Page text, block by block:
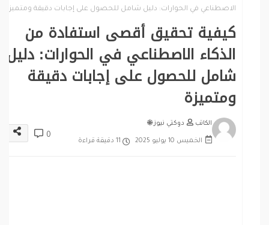
الاصطناعي في الحوارات: دليل شامل للحصول على إجابات دقيقة ومتميزة
كيفية تحقيق أقصى استفادة من
الذكاء الاصطناعي في الحوارات: دليل
شامل للحصول على إجابات دقيقة
ومتميزة
الكاتب دوكتي نيوز 🌐
الخميس 10 يوليو 2025 11 دقيقة قراءة
0